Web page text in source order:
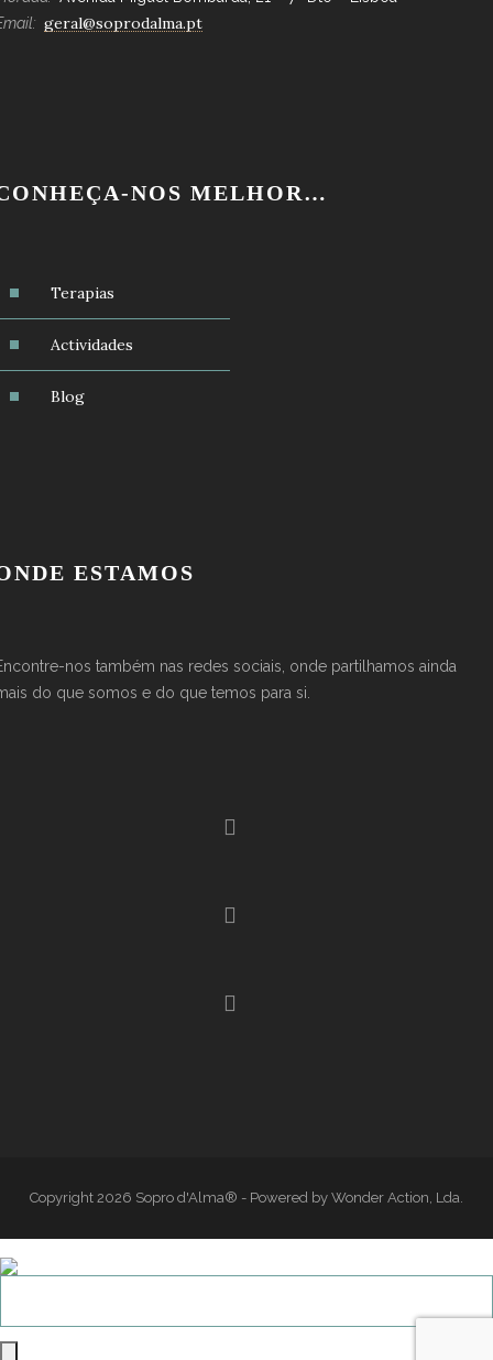
geral@soprodalma.pt
NOS MELHOR…
Terapias
Actividades
Blog
ESTAMOS
nos também nas redes sociais, onde partilhamos ainda
do que somos e do que temos para si.
Copyright 2026 Sopro d'Alma® - Powered by Wonder Action, Lda.